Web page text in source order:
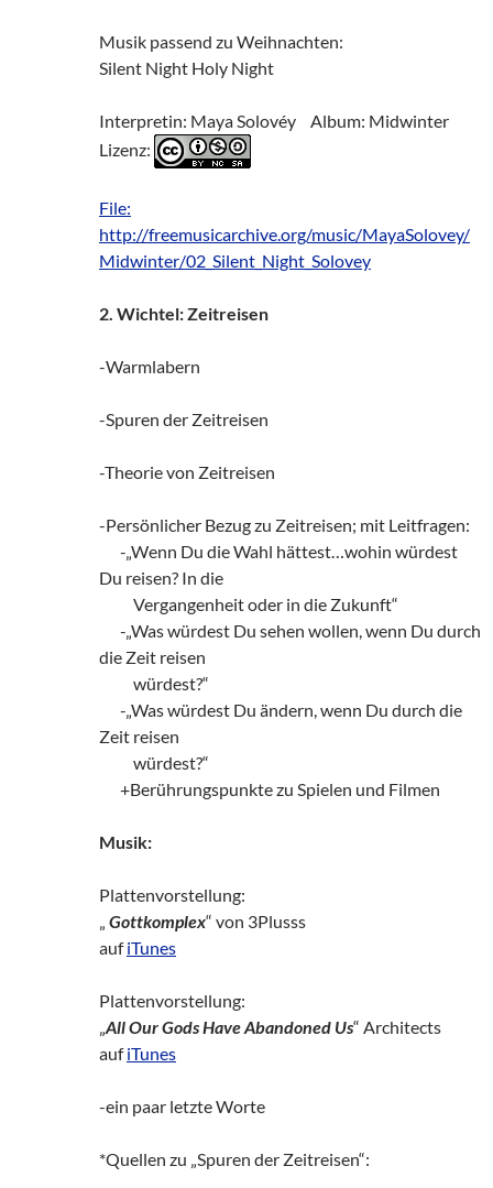
Musik passend zu Weihnachten:
Silent Night Holy Night
Interpretin: Maya Solovéy Album: Midwinter
Lizenz:
File:
http://freemusicarchive.org/music/MayaSolovey/
Midwinter/02_Silent_Night_Solovey
2. Wichtel: Zeitreisen
-Warmlabern
-Spuren der Zeitreisen
-Theorie von Zeitreisen
-Persönlicher Bezug zu Zeitreisen; mit Leitfragen:
-„Wenn Du die Wahl hättest…wohin würdest
Du reisen? In die
Vergangenheit oder in die Zukunft“
-„Was würdest Du sehen wollen, wenn Du durch
die Zeit reisen
würdest?“
-„Was würdest Du ändern, wenn Du durch die
Zeit reisen
würdest?“
+Berührungspunkte zu Spielen und Filmen
Musik:
Plattenvorstellung:
„ Gottkomplex“ von 3Plusss
aufiTunes
Plattenvorstellung:
„All Our Gods Have Abandoned Us“ Architects
aufiTunes
-ein paar letzte Worte
*Quellen zu „Spuren der Zeitreisen“: